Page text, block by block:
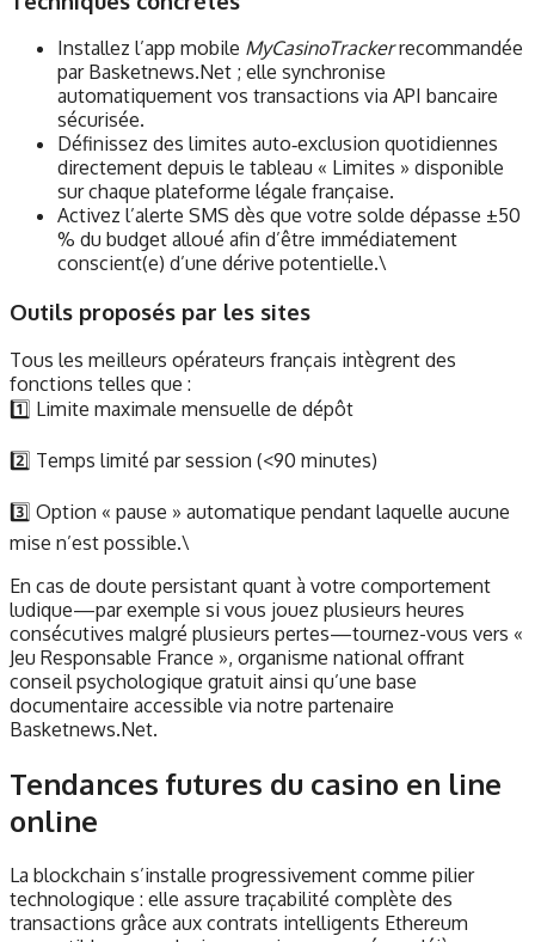
Installez l’app mobile MyCasinoTrackerrecommandée
par Basketnews.Net ; elle synchronise
automatiquement vos transactions via API bancaire
sécurisée.
Définissez des limites auto‑exclusion quotidiennes
directement depuis le tableau « Limites » disponible
sur chaque plateforme légale française.
Activez l’alerte SMS dès que votre solde dépasse ±50
% du budget alloué afin d’être immédiatement
conscient(e) d’une dérive potentielle.\
Outils proposés par les sites
Tous les meilleurs opérateurs français intègrent des
fonctions telles que :
1️⃣ Limite maximale mensuelle de dépôt
2️⃣ Temps limité par session (<90 minutes)
3️⃣ Option « pause » automatique pendant laquelle aucune
mise n’est possible.\
En cas de doute persistant quant à votre comportement
ludique—par exemple si vous jouez plusieurs heures
consécutives malgré plusieurs pertes—tournez-vous vers «
Jeu Responsable France », organisme national offrant
conseil psychologique gratuit ainsi qu’une base
documentaire accessible via notre partenaire
Basketnews.Net.
Tendances futures du casino en line​
online​
La blockchain s’installe progressivement comme pilier
technologique : elle assure traçabilité complète des
transactions grâce aux contrats intelligents Ethereum